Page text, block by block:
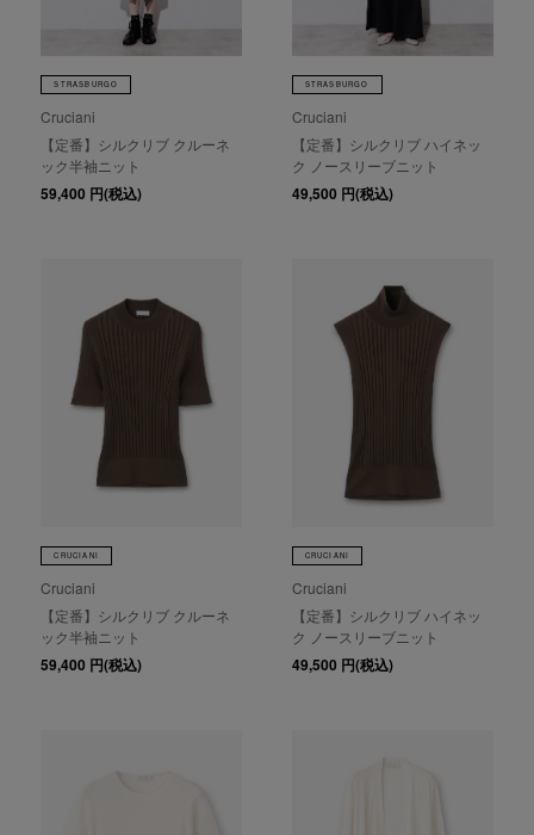
STRASBURGO
Cruciani
【定番】シルクリブ クルーネ
ック半袖ニット
59,400 円(税込)
STRASBURGO
Cruciani
【定番】シルクリブ ハイネッ
ク ノースリーブニット
49,500 円(税込)
CRUCIANI
Cruciani
【定番】シルクリブ クルーネ
ック半袖ニット
59,400 円(税込)
CRUCIANI
Cruciani
【定番】シルクリブ ハイネッ
ク ノースリーブニット
49,500 円(税込)